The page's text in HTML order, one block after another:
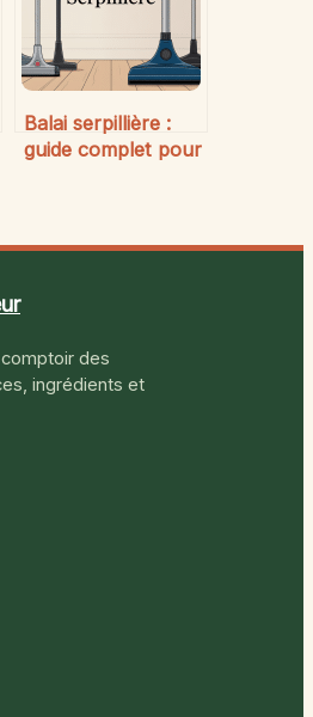
Balai serpillière :
guide complet pour
des
ingrédients et